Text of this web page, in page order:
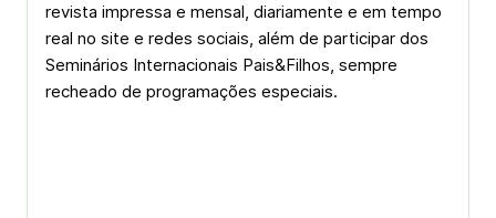
revista impressa e mensal, diariamente e em tempo
real no site e redes sociais, além de participar dos
Seminários Internacionais Pais&Filhos, sempre
recheado de programações especiais.